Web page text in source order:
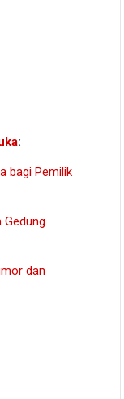
:
bagi Pemilik
Gedung
dan